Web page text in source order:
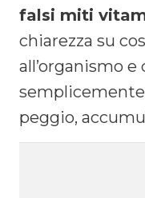
falsi miti
chiarezza su
all’organismo e
semplicemente
peggio,